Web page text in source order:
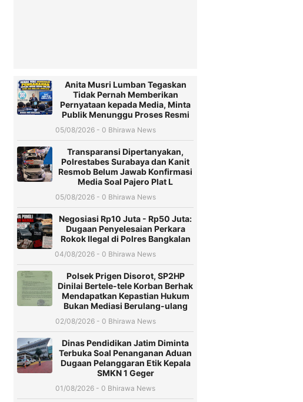
Anita Musri Lumban Tegaskan
Tidak Pernah Memberikan
Pernyataan kepada Media, Minta
Publik Menunggu Proses Resmi
05/08/2026 - 0 Bhirawa News
Transparansi Dipertanyakan,
Polrestabes Surabaya dan Kanit
Resmob Belum Jawab Konfirmasi
Media Soal Pajero Plat L
05/08/2026 - 0 Bhirawa News
Negosiasi Rp10 Juta - Rp50 Juta:
Dugaan Penyelesaian Perkara
Rokok Ilegal di Polres Bangkalan
04/08/2026 - 0 Bhirawa News
Polsek Prigen Disorot, SP2HP
Dinilai Bertele-tele Korban Berhak
Mendapatkan Kepastian Hukum
Bukan Mediasi Berulang-ulang
02/08/2026 - 0 Bhirawa News
Dinas Pendidikan Jatim Diminta
Terbuka Soal Penanganan Aduan
Dugaan Pelanggaran Etik Kepala
SMKN 1 Geger
01/08/2026 - 0 Bhirawa News